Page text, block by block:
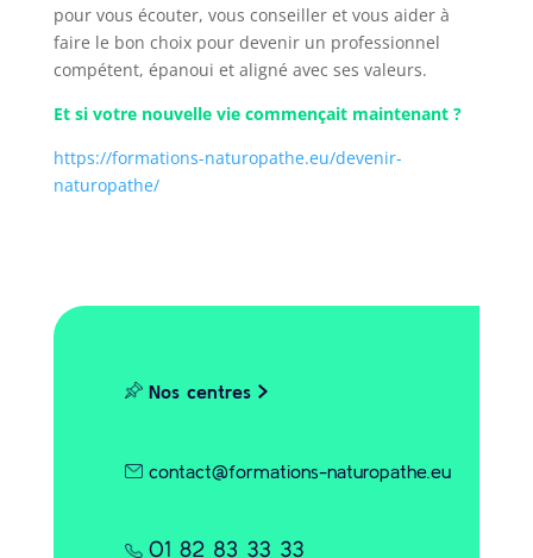
pour vous écouter, vous conseiller et vous aider à
faire le bon choix pour devenir un professionnel
compétent, épanoui et aligné avec ses valeurs.
Et si votre nouvelle vie commençait maintenant ?
https://formations-naturopathe.eu/devenir-
naturopathe/
Nos centres
contact@formations-naturopathe.eu